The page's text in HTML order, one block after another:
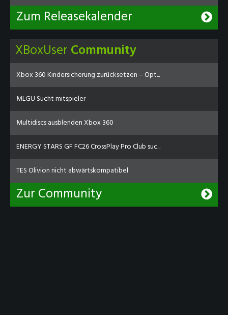
Zum Releasekalender
XBoxUser Community
Xbox 360 Kindersicherung zurücksetzen – Opt...
MLGU Sucht mitspieler
Multidiscs ausblenden Xbox 360
ENERGY STARS GF FC26 CrossPlay Pro Club suc...
TES Olivion nicht abwärtskompatibel
Zur Community